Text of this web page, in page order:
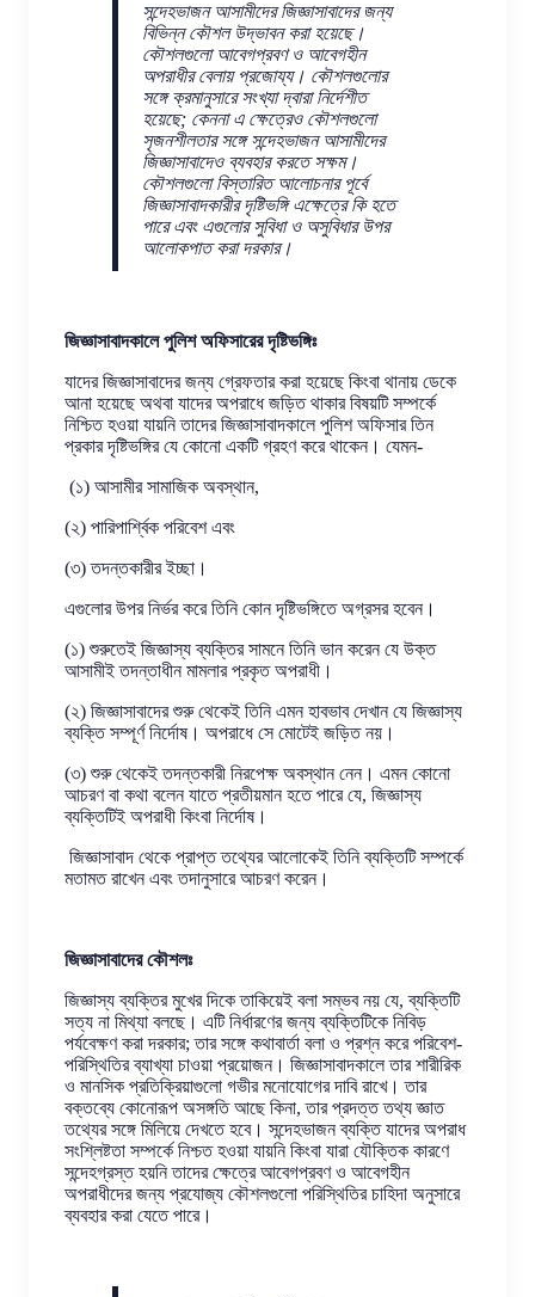
সন্দেহভাজন আসামীদের জিজ্ঞাসাবাদের জন্য
বিভিন্ন কৌশল উদ্ভাবন করা হয়েছে।
কৌশলগুলো আবেগপ্রবণ ও আবেগহীন
অপরাধীর বেলায় প্রজোয্য। কৌশলগুলোর
সঙ্গে ক্রমানুসারে সংখ্যা দ্বারা নির্দেশীত
হয়েছে; কেননা এ ক্ষেত্রেও কৌশলগুলো
সৃজনশীলতার সঙ্গে সন্দেহভাজন আসামীদের
জিজ্ঞাসাবাদেও ব্যবহার করতে সক্ষম।
কৌশলগুলো বিস্তারিত আলোচনার পূর্বে
জিজ্ঞাসাবাদকারীর দৃষ্টিভঙ্গি এক্ষেত্রে কি হতে
পারে এবং এগুলোর সুবিধা ও অসুবিধার উপর
আলোকপাত করা দরকার।
জিজ্ঞাসাবাদকালে পুলিশ অফিসারের দৃষ্টিভঙ্গিঃ
যাদের জিজ্ঞাসাবাদের জন্য গ্রেফতার করা হয়েছে কিংবা থানায় ডেকে
আনা হয়েছে অথবা যাদের অপরাধে জড়িত থাকার বিষয়টি সম্পর্কে
নিশ্চিত হওয়া যায়নি তাদের জিজ্ঞাসাবাদকালে পুলিশ অফিসার তিন
প্রকার দৃষ্টিভঙ্গির যে কোনো একটি গ্রহণ করে থাকেন। যেমন-
(১) আসামীর সামাজিক অবস্থান,
(২) পারিপার্শ্বিক পরিবেশ এবং
(৩) তদন্তকারীর ইচ্ছা।
এগুলোর উপর নির্ভর করে তিনি কোন দৃষ্টিভঙ্গিতে অগ্রসর হবেন।
(১) শুরুতেই জিজ্ঞাস্য ব্যক্তির সামনে তিনি ভান করেন যে উক্ত
আসামীই তদন্তাধীন মামলার প্রকৃত অপরাধী।
(২) জিজ্ঞাসাবাদের শুরু থেকেই তিনি এমন হাবভাব দেখান যে জিজ্ঞাস্য
ব্যক্তি সম্পূর্ণ নির্দোষ। অপরাধে সে মোটেই জড়িত নয়।
(৩) শুরু থেকেই তদন্তকারী নিরপেক্ষ অবস্থান নেন। এমন কোনো
আচরণ বা কথা বলেন যাতে প্রতীয়মান হতে পারে যে, জিজ্ঞাস্য
ব্যক্তিটিই অপরাধী কিংবা নির্দোষ।
জিজ্ঞাসাবাদ থেকে প্রাপ্ত তথ্যের আলোকেই তিনি ব্যক্তিটি সম্পর্কে
মতামত রাখেন এবং তদানুসারে আচরণ করেন।
জিজ্ঞাসাবাদের কৌশলঃ
জিজ্ঞাস্য ব্যক্তির মুখের দিকে তাকিয়েই বলা সম্ভব নয় যে, ব্যক্তিটি
সত্য না মিথ্যা বলছে। এটি নির্ধারণের জন্য ব্যক্তিটিকে নিবিড়
পর্যবেক্ষণ করা দরকার; তার সঙ্গে কথাবার্তা বলা ও প্রশ্ন করে পরিবেশ-
পরিস্থিতির ব্যাখ্যা চাওয়া প্রয়োজন। জিজ্ঞাসাবাদকালে তার শারীরিক
ও মানসিক প্রতিক্রিয়াগুলো গভীর মনোযোগের দাবি রাখে। তার
বক্তব্যে কোনোরূপ অসঙ্গতি আছে কিনা, তার প্রদত্ত তথ্য জ্ঞাত
তথ্যের সঙ্গে মিলিয়ে দেখতে হবে। সন্দেহভাজন ব্যক্তি যাদের অপরাধ
সংশ্লিষ্টতা সম্পর্কে নিশ্চত হওয়া যায়নি কিংবা যারা যৌক্তিক কারণে
সন্দেহগ্রস্ত হয়নি তাদের ক্ষেত্রে আবেগপ্রবণ ও আবেগহীন
অপরাধীদের জন্য প্রযোজ্য কৌশলগুলো পরিস্থিতির চাহিদা অনুসারে
ব্যবহার করা যেতে পারে।